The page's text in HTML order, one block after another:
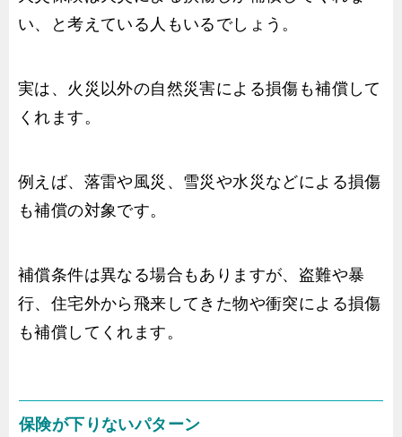
い、と考えている人もいるでしょう。
実は、火災以外の自然災害による損傷も補償して
くれます。
例えば、落雷や風災、雪災や水災などによる損傷
も補償の対象です。
補償条件は異なる場合もありますが、盗難や暴
行、住宅外から飛来してきた物や衝突による損傷
も補償してくれます。
保険が下りないパターン